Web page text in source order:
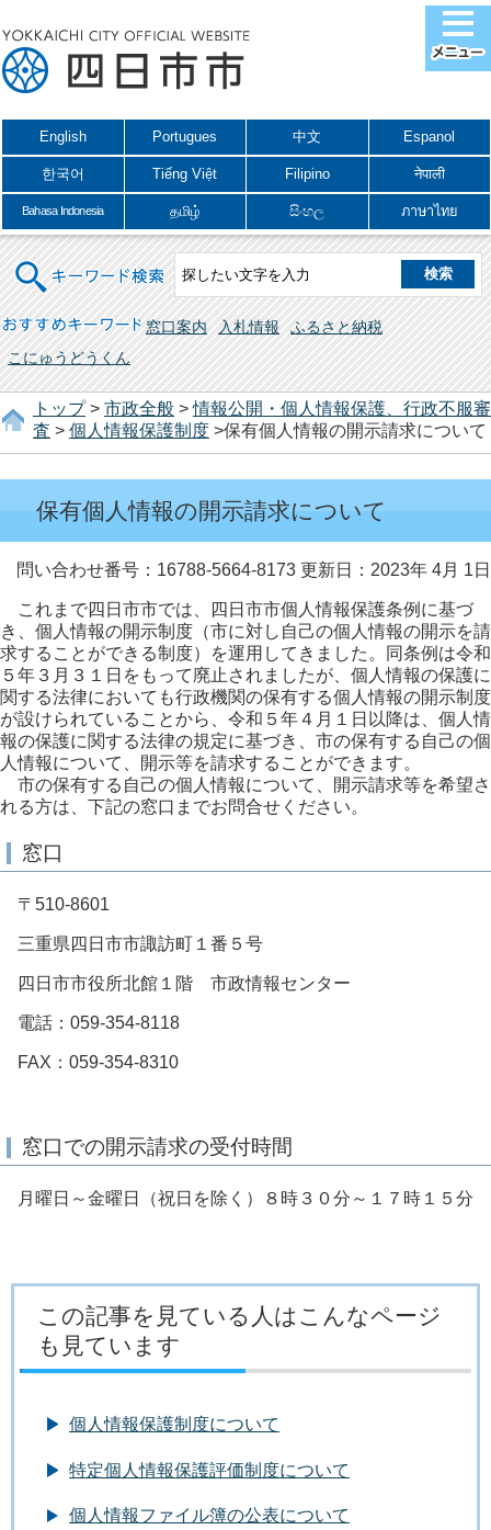
English Portugues 中文 Espanol
한국어 Tiếng Việt Filipino नेपाली
Bahasa Indonesia தமிழ் සිංහල ภาษาไทย
キーワード検索
おすすめキーワード 窓口案内 入札情報
ふるさと納税
こにゅうどうくん
トップ> 市政全般 >情報公開・個人情報保護、行政不服審
査 > 個人情報保護制度 >保有個人情報の開示請求について
保有個人情報の開示請求について
問い合わせ番号：16788-5664-8173 更新日：2023年 4月 1日
これまで四日市市では、四日市市個人情報保護条例に基づ
き、個人情報の開示制度（市に対し自己の個人情報の開示を請
求することができる制度）を運用してきました。同条例は令和
５年３月３１日をもって廃止されましたが、個人情報の保護に
関する法律においても行政機関の保有する個人情報の開示制度
が設けられていることから、令和５年４月１日以降は、個人情
報の保護に関する法律の規定に基づき、市の保有する自己の個
人情報について、開示等を請求することができます。
市の保有する自己の個人情報について、開示請求等を希望さ
れる方は、下記の窓口までお問合せください。
窓口
〒510-8601
三重県四日市市諏訪町１番５号
四日市市役所北館１階 市政情報センター
電話：059-354-8118
FAX：059-354-8310
窓口での開示請求の受付時間
月曜日～金曜日（祝日を除く）８時３０分～１７時１５分
この記事を見ている人はこんなページ
も見ています
個人情報保護制度について
特定個人情報保護評価制度について
個人情報ファイル簿の公表について